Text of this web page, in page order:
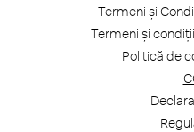
Termeni și
Termeni și
Politică de